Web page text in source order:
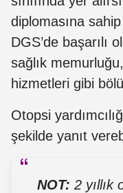
diplomasına
DGS’de başarılı
sağlık
hizmetleri gibi
Otopsi
şekilde yanıt
NOT: 2 yıllık